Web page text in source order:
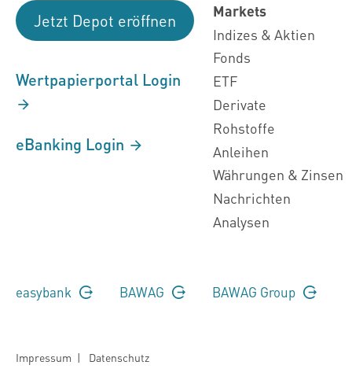
Jetzt Depot eröffnen
Wertpapierportal Login
eBanking Login
Markets
Indizes & Aktien
Fonds
ETF
Derivate
Rohstoffe
Anleihen
Währungen & Zinsen
Nachrichten
Analysen
easybank BAWAG BAWAG Group
Impressum | Datenschutz